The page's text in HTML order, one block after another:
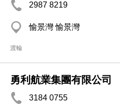
2987 8219
愉景灣 愉景灣
渡輪
勇利航業集團有限公司
3184 0755